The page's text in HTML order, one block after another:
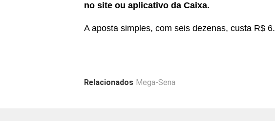
no site ou aplicativo da Caixa.
A aposta simples, com seis dezenas, custa R$ 6.
Relacionados Mega-Sena